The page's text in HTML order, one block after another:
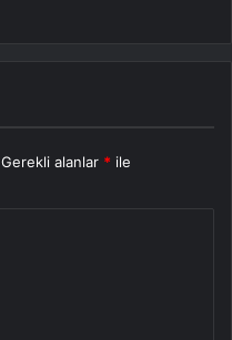
Gerekli alanlar * ile